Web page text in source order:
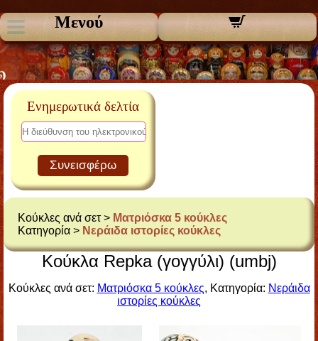
Μενού
Ενημερωτικά δελτία
Συνεισφέρω
Κούκλες ανά σετ > Ματριόσκα 5 κούκλες
Κατηγορία > Νεράιδα ιστορίες κούκλες
Κούκλα Repka (γογγύλι) (umbj)
Κούκλες ανά σετ: Ματριόσκα 5 κούκλες, Κατηγορία: Νεράιδα
ιστορίες κούκλες